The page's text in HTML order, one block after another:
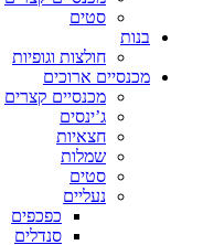
סטים
בנות
חולצות וגופיות
מכנסיים ארוכים
מכנסיים קצרים
ג’ינסים
חצאיות
שמלות
סטים
נעליים
כפכפים
סנדלים